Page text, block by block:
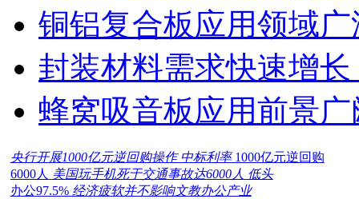
铜铝复合板应用领域
封装材料需求快速增
蜂窝吸音板应用前景
央行开展1000亿元逆回购操作 中标利率 1000亿元逆回购
6000人 美国玩手机死于交通事故达6000人 低头
办公97.5% 经济疲软并不影响文教办公产业